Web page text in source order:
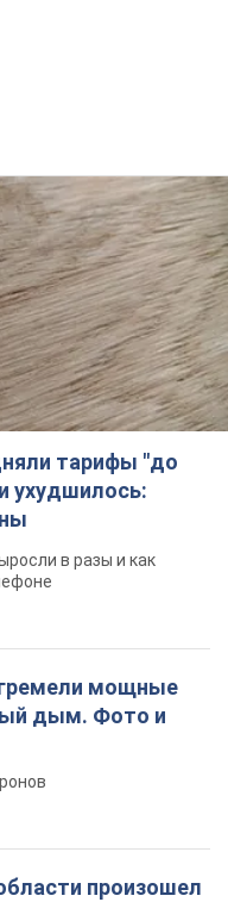
тарифы "до
ухудшилось:
в разы и как
мощные
дым. Фото и
произошел
есть
мине